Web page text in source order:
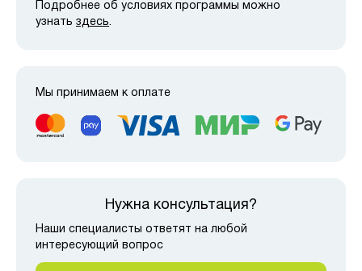
Подробнее об условиях программы можно
узнать здесь.
Мы принимаем к оплате
Нужна консультация?
Наши специалисты ответят на любой
интересующий вопрос